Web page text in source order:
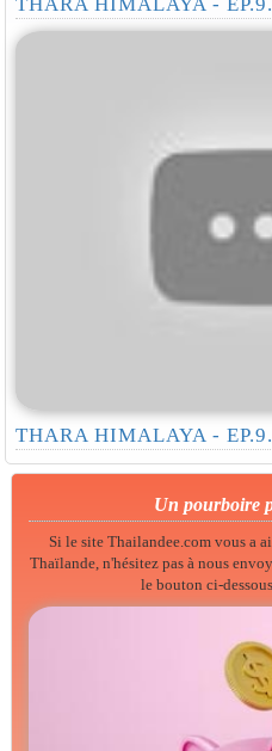
THARA HIMALAYA -
Un pourboire
Si le site Thailandee.com vous a
Thaïlande, n'hésitez pas à nous
le bouton ci-